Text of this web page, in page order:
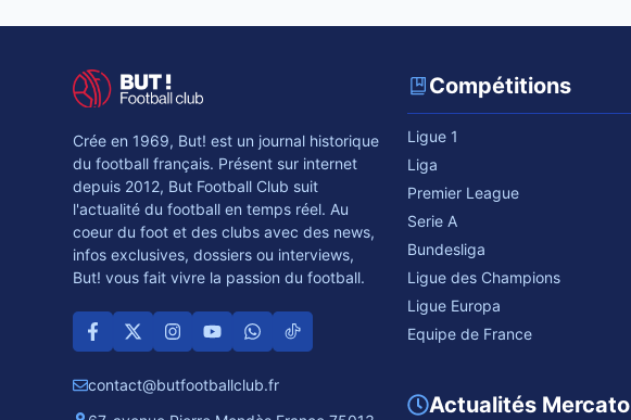
Crée en 1969, But! est un journal historique
du football français. Présent sur internet
depuis 2012, But Football Club suit
l'actualité du football en temps réel. Au
coeur du foot et des clubs avec des news,
infos exclusives, dossiers ou interviews,
But! vous fait vivre la passion du football.
contact@butfootballclub.fr
Compétitions
Ligue 1
Liga
Premier League
Serie A
Bundesliga
Ligue des Champions
Ligue Europa
Equipe de France
Actualités Mercato